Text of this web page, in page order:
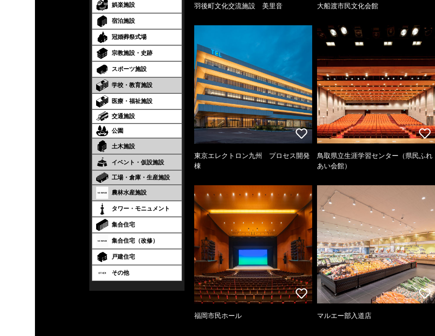
娯楽施設
宿泊施設
冠婚葬祭式場
宗教施設・史跡
スポーツ施設
学校・教育施設
医療・福祉施設
交通施設
公園
土木施設
イベント・仮設施設
工場・倉庫・生産施設
農林水産施設
タワー・モニュメント
集合住宅
集合住宅（改修）
戸建住宅
その他
羽後町文化交流施設 美里音 大船渡市民文化会館
東京エレクトロン九州 プロセス開発
棟
鳥取県立生涯学習センター（県民ふれ
あい会館）
福岡市民ホール マルエー部入道店